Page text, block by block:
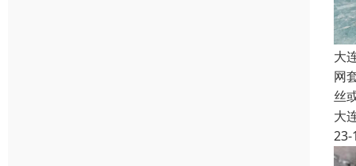
大
网
丝
大
23-